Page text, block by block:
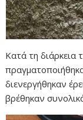
Κατά τη διάρκεια
διενεργήθηκαν
βρέθηκαν